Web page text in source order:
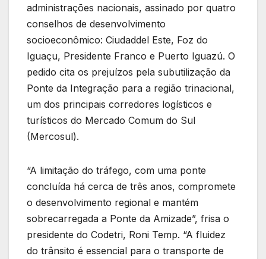
administrações nacionais, assinado por quatro
conselhos de desenvolvimento
socioeconômico: Ciudaddel Este, Foz do
Iguaçu, Presidente Franco e Puerto Iguazú. O
pedido cita os prejuízos pela subutilização da
Ponte da Integração para a região trinacional,
um dos principais corredores logísticos e
turísticos do Mercado Comum do Sul
(Mercosul).
“A limitação do tráfego, com uma ponte
concluída há cerca de três anos, compromete
o desenvolvimento regional e mantém
sobrecarregada a Ponte da Amizade”, frisa o
presidente do Codetri, Roni Temp. “A fluidez
do trânsito é essencial para o transporte de